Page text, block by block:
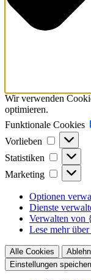
Wir verwenden
optimieren.
Funktionale Cookies
Vorlieben
Vorlieben
Statistiken
Marketing
Optionen
Dienste
Verwalten von
Lese mehr
Alle Cookies
Einstellungen